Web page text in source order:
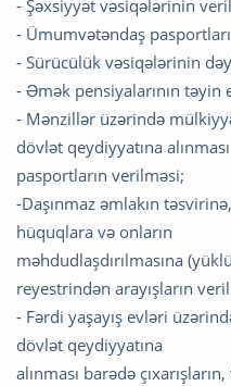
- Şəxsiyyət vəsiqələrinin
- Ümumvətəndaş
- Sürücülük vəsiqələrinin
- Əmək pensiyalarının təyin
- Mənzillər üzərində
dövlət qeydiyyatına
pasportların verilməsi;
-Daşınmaz əmlakın
hüquqlara və onların
məhdudlaşdırılmasına
reyestrindən arayışların
- Fərdi yaşayış evləri
dövlət qeydiyyatına
alınması barədə